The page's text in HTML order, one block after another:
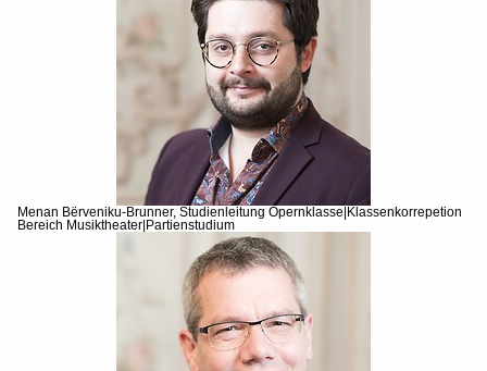
Menan Bërveniku-Brunner, Studienleitung Opernklasse|Klassenkorrepetion
Bereich Musiktheater|Partienstudium